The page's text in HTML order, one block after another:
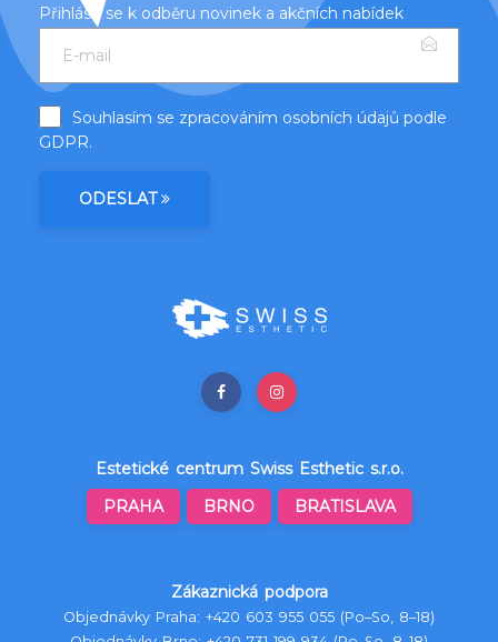
Přihlásit se k odběru novinek a akčních nabídek
Souhlasím se zpracováním osobních údajů podle
GDPR.
ODESLAT
Estetické centrum Swiss Esthetic s.r.o.
PRAHA
BRNO BRATISLAVA
Zákaznická podpora
Objednávky Praha: +420 603 955 055 (Po–So, 8–18)